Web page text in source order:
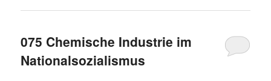
075 Chemische Industrie im
Nationalsozialismus